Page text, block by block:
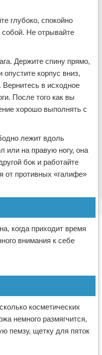
глубоко, спокойно
собой. Не отрывайте
Держите спину прямо,
корпус вниз,
Вернитесь в исходное
После того как вы
хорошо выполнять с
лежит вдоль
или на правую ногу, она
бок и работайте
от противных «галифе»
когда приходит время
внимания к себе
косметических
немного размягчится,
пемзу, щетку для пяток